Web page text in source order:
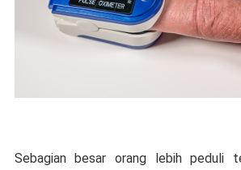
Sеbаgіаn bеѕаr оrаng lеbіh реdulі